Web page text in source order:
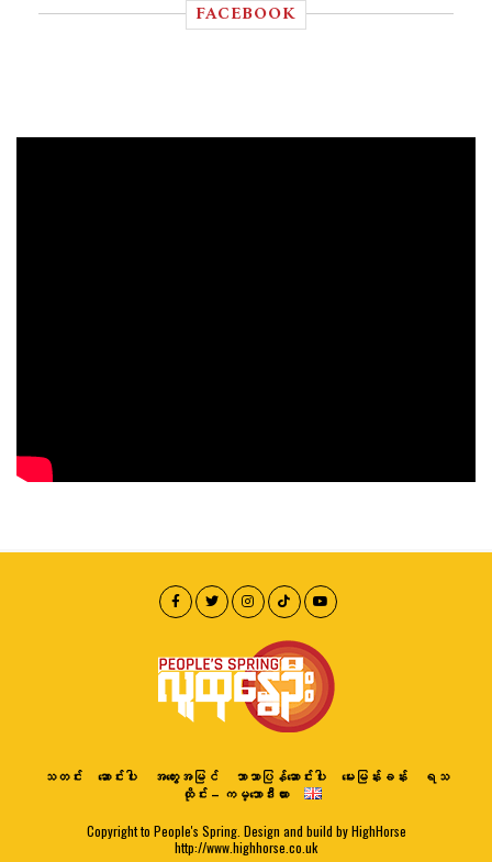
FACEBOOK
သတင်း ဆောင်းပါး အတွေးအမြင် ဘာသာပြန်ဆောင်းပါး မေးမြန်းခန်း
ရသ
ထိုင်း – ကမ္ဘောဒီးယား
Copyright to People's Spring. Design and build by HighHorse
http://www.highhorse.co.uk